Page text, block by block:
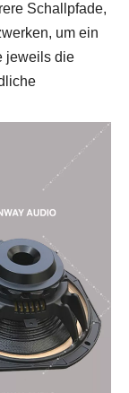
Schallpfade,
um ein
jeweils die